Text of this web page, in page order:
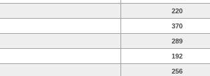
220
370
289
192
256